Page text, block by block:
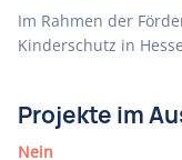
Im Rahmen der
Kinderschutz in
Projekte im
Nein